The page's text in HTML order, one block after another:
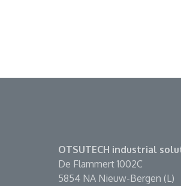
OTSUTECH industrial
De Flammert 1002C
5854 NA Nieuw-Bergen (L)